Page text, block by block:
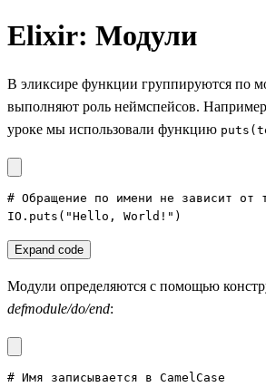
Elixir: Модули
В эликсире функции группируются по
выполняют роль неймспейсов.
уроке мы использовали функцию
# Обращение по имени не зависит от
IO.puts("Hello, World!")
Expand code
Модули определяются с помощью
defmodule/do/end:
# Имя записывается в CamelCase